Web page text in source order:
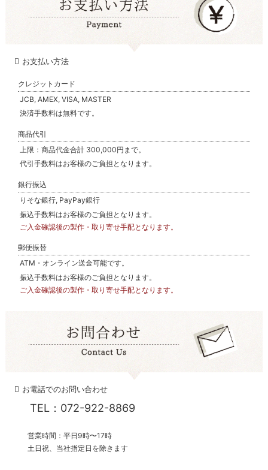
お支払い方法
クレジットカード
JCB, AMEX, VISA, MASTER
決済手数料は無料です。
商品代引
上限：商品代金合計 300,000円まで。
代引手数料はお客様のご負担となります。
銀行振込
りそな銀行, PayPay銀行
振込手数料はお客様のご負担となります。
ご入金確認後の製作・取り寄せ手配となります。
郵便振替
ATM・オンライン送金可能です。
振込手数料はお客様のご負担となります。
ご入金確認後の製作・取り寄せ手配となります。
お電話でのお問い合わせ
TEL：072-922-8869
営業時間：平日9時〜17時
土日祝、当社指定日を除きます